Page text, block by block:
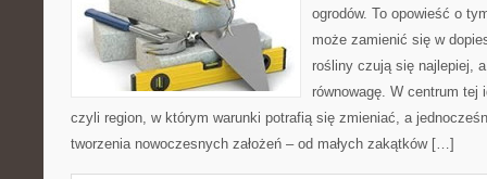
ogrodów. To opowieść o
może zamienić się w
rośliny czują się najlepiej,
równowagę. W centrum
czyli region, w którym warunki potrafią się zmieniać, a
tworzenia nowoczesnych założeń – od małych zakątków […]